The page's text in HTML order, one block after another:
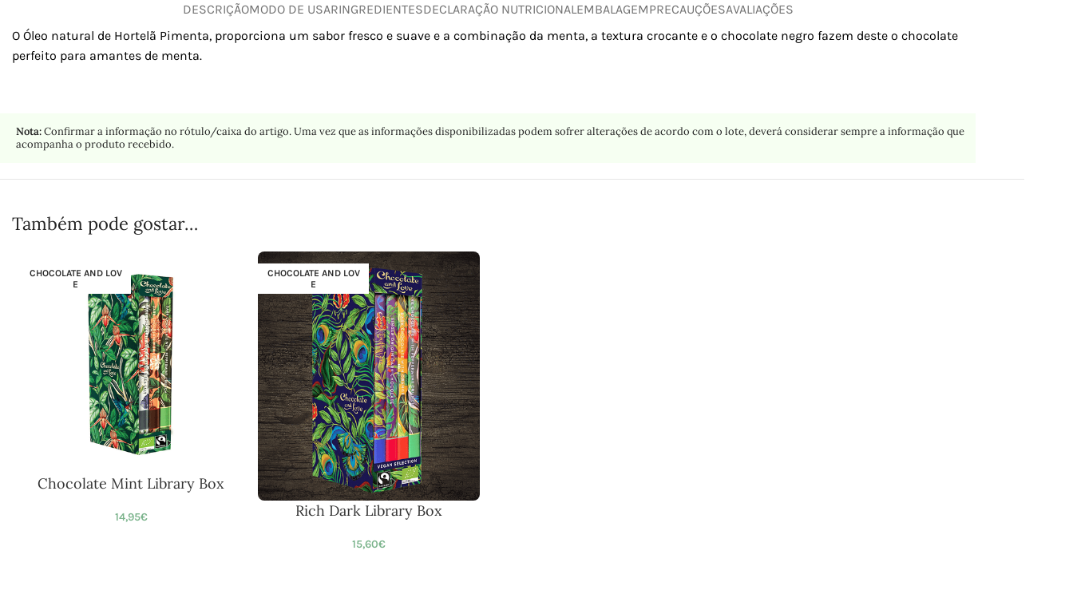
DESCRIÇÃOMODO DE USARINGREDIENTESDECLARAÇÃO NUTRICIONAL EMBALAGEMPRECAUÇÕESAVALIAÇÕES
O Óleo natural de Hortelã Pimenta, proporciona um sabor fresco e suave e a combinação da menta, a textura crocante e o chocolate negro fazem deste o chocolate
perfeito para amantes de menta.
Nota:Confirmar a informação no rótulo/caixa do artigo. Uma vez que as informações disponibilizadas podem sofrer alterações de acordo com o lote, deverá considerar sempre a informação que
acompanha o produto recebido.
Também pode gostar…
CHOCOLATE AND LOV
E
Chocolate Mint Library Box
14,95€
CHOCOLATE AND LOV
E
Rich Dark Library Box
15,60€